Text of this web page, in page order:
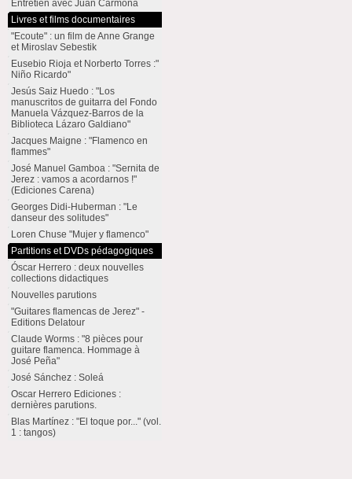
Entretien avec Juan Carmona
Livres et films documentaires
"Ecoute" : un film de Anne Grange
et Miroslav Sebestik
Eusebio Rioja et Norberto Torres :"
Niño Ricardo"
Jesús Saiz Huedo : "Los
manuscritos de guitarra del Fondo
Manuela Vázquez-Barros de la
Biblioteca Lázaro Galdiano"
Jacques Maigne : "Flamenco en
flammes"
José Manuel Gamboa : "Sernita de
Jerez : vamos a acordarnos !"
(Ediciones Carena)
Georges Didi-Huberman : "Le
danseur des solitudes"
Loren Chuse "Mujer y flamenco"
Partitions et DVDs pédagogiques
Óscar Herrero : deux nouvelles
collections didactiques
Nouvelles parutions
"Guitares flamencas de Jerez" -
Editions Delatour
Claude Worms : "8 pièces pour
guitare flamenca. Hommage à
José Peña"
José Sánchez : Soleá
Oscar Herrero Ediciones :
dernières parutions.
Blas Martínez : "El toque por..." (vol.
1 : tangos)